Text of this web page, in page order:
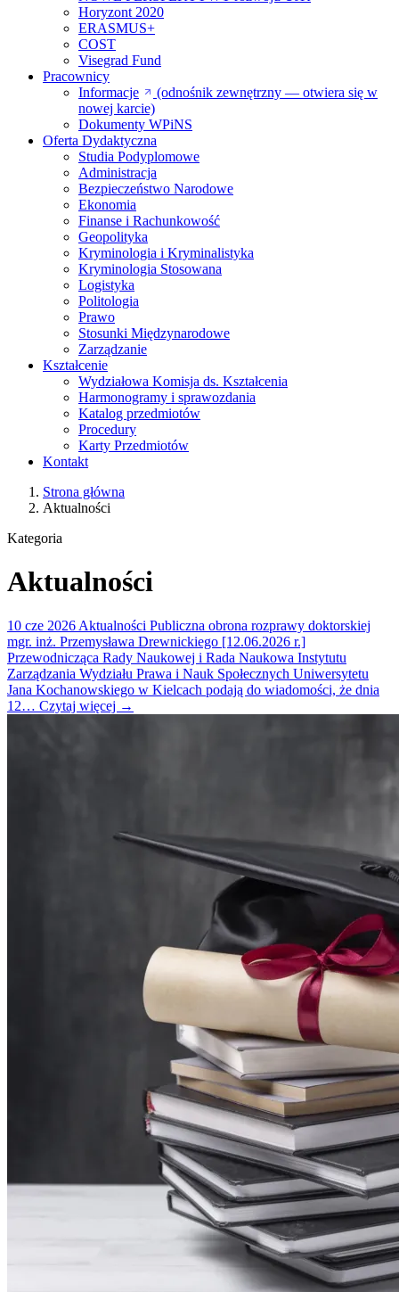
Horyzont 2020
ERASMUS+
COST
Visegrad Fund
Pracownicy
Informacje
(odnośnik zewnętrzny — otwiera się w
nowej karcie)
Dokumenty WPiNS
Oferta Dydaktyczna
Studia Podyplomowe
Administracja
Bezpieczeństwo Narodowe
Ekonomia
Finanse i Rachunkowość
Geopolityka
Kryminologia i Kryminalistyka
Kryminologia Stosowana
Logistyka
Politologia
Prawo
Stosunki Międzynarodowe
Zarządzanie
Kształcenie
Wydziałowa Komisja ds. Kształcenia
Harmonogramy i sprawozdania
Katalog przedmiotów
Procedury
Karty Przedmiotów
Kontakt
Strona główna
Aktualności
Kategoria
Aktualności
10 cze 2026 Aktualności Publiczna obrona rozprawy doktorskiej
mgr. inż. Przemysława Drewnickiego [12.06.2026 r.]
Przewodnicząca Rady Naukowej i Rada Naukowa Instytutu
Zarządzania Wydziału Prawa i Nauk Społecznych Uniwersytetu
Jana Kochanowskiego w Kielcach podają do wiadomości, że dnia
12… Czytaj więcej →